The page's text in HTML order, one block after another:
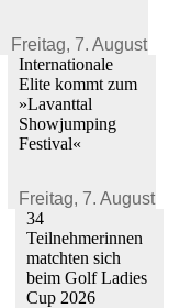
Freitag, 7. August 2026
Internationale
Elite kommt zum
»Lavanttal
Showjumping
Festival«
Freitag, 7. August 2026
34
Teilnehmerinnen
matchten sich
beim Golf Ladies
Cup 2026